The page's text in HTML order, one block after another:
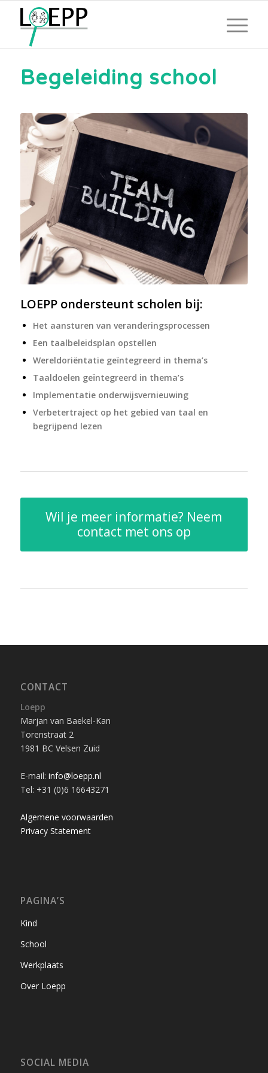
Begeleiding school
LOEPP ondersteunt scholen bij:
Het aansturen van veranderingsprocessen
Een taalbeleidsplan opstellen
Wereldoriëntatie geïntegreerd in thema’s
Taaldoelen geïntegreerd in thema’s
Implementatie onderwijsvernieuwing
Verbetertraject op het gebied van taal en
begrijpend lezen
Wil je meer informatie? Neem
contact met ons op
CONTACT
Loepp
Marjan van Baekel-Kan
Torenstraat 2
1981 BC Velsen Zuid
E-mail: info@loepp.nl
Tel: +31 (0)6 16643271
Algemene voorwaarden
Privacy Statement
PAGINA’S
Kind
School
Werkplaats
Over Loepp
SOCIAL MEDIA